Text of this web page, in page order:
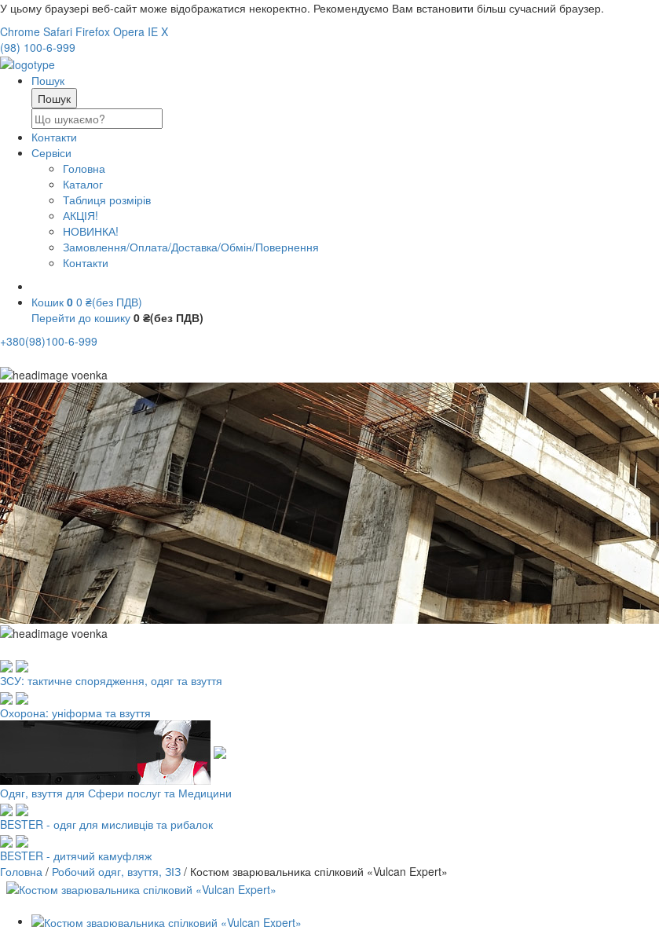
У цьому браузері веб-сайт може відображатися некоректно. Рекомендуємо Вам встановити більш сучасний браузер.
Chrome Safari Firefox Opera IE X
(98) 100-6-999
Пошук
Контакти
Сервіси
Головна
Каталог
Таблиця розмірів
АКЦІЯ!
НОВИНКА!
Замовлення/Оплата/Доставка/Обмін/Повернення
Контакти
Кошик 0 0 ₴(без ПДВ)
Перейти до кошику 0 ₴(без ПДВ)
+380(98)100-6-999
ЗСУ: тактичне спорядження, одяг та взуття
Охорона: уніформа та взуття
Одяг, взуття для Сфери послуг та Медицини
BESTER - одяг для мисливців та рибалок
BESTER - дитячий камуфляж
Головна / Робочий одяг, взуття, ЗІЗ / Костюм зварювальника спілковий «Vulcan Expert»